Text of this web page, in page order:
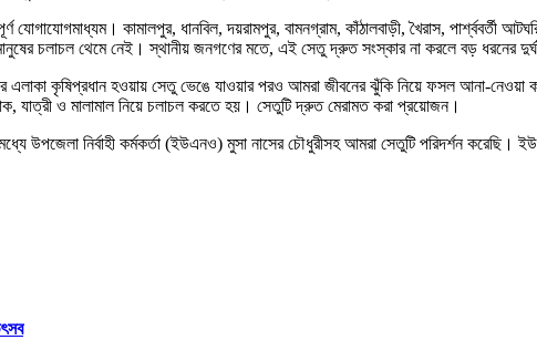
কামালপুর, ধানবিল, দয়রামপুর, বামনগ্রাম, কাঁঠালবাড়ী, খৈরাস, পার্শ্ববর্তী
চলাচল থেমে নেই। স্থানীয় জনগণের মতে, এই সেতু দ্রুত সংস্কার না করলে বড় ধরনের
এলাকা কৃষিপ্রধান হওয়ায় সেতু ভেঙে যাওয়ার পরও আমরা জীবনের ঝুঁকি নিয়ে ফসল আনা-নেওয়া
যাত্রী ও মালামাল নিয়ে চলাচল করতে হয়। সেতুটি দ্রুত মেরামত করা প্রয়োজন।
উপজেলা নির্বাহী কর্মকর্তা (ইউএনও) মুসা নাসের চৌধুরীসহ আমরা সেতুটি পরিদর্শন করেছি।